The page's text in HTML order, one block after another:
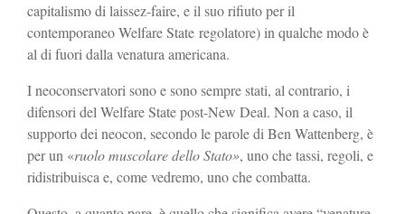
capitalismo di laissez-faire, e il suo rifiuto per il
contemporaneo Welfare State regolatore) in qualche modo è
al di fuori dalla venatura americana.
I neoconservatori sono e sono sempre stati, al contrario, i
difensori del Welfare State post-New Deal. Non a caso, il
supporto dei neocon, secondo le parole di Ben Wattenberg, è
per un «ruolo muscolare dello Stato», uno che tassi, regoli, e
ridistribuisca e, come vedremo, uno che combatta.